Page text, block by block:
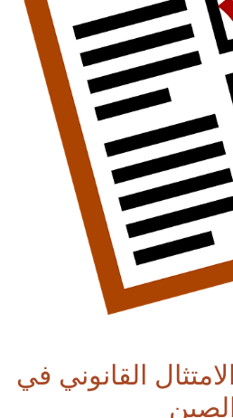
القانوني في